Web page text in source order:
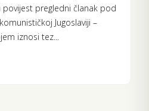
povijest pregledni članak pod
Jugoslaviji –
iznosi tez...